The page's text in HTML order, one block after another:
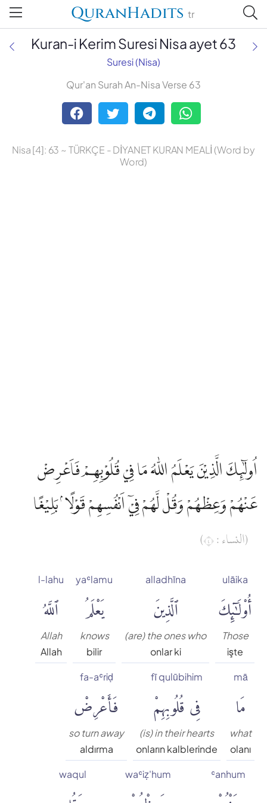
QuranHadits tr
Abdulbaki Gölpınarlı
Adem Uğur
Ali Bulaç
İbni Kesir
İskender Ali Mihr
Muslim Shahin
Rowwad Translation Center
Shaban Britch
Kuran-i Kerim Suresi Nisa ayet 63
Suresi (Nisa)
Qur'an Surah An-Nisa Verse 63
Nisa [4]: 63 ~ TÜRKÇE - DİYANET KURAN MEALİ (Word by
Word)
اُولٰۤىِٕكَ الَّذِيْنَ يَعْلَمُ اللّٰهُ مَا فِيْ قُلُوْبِهِمْ فَاَعْرِضْ
عَنْهُمْ وَعِظْهُمْ وَقُلْ لَّهُمْ فِيْٓ اَنْفُسِهِمْ قَوْلًا ۢ بَلِيْغًا
(النساء : ٤)
ulāika
أُو۟لَٰٓئِكَ
Those
işte
alladhīna
ٱلَّذِينَ
(are) the ones who
onlar ki
yaʿlamu
يَعْلَمُ
knows
bilir
l-lahu
ٱللَّهُ
Allah
Allah
mā
مَا
what
olanı
fī qulūbihim
فِى قُلُوبِهِمْ
(is) in their hearts
onların kalblerinde
fa-aʿriḍ
فَأَعْرِضْ
so turn away
aldırma
ʿanhum
waʿiẓ'hum
waqul